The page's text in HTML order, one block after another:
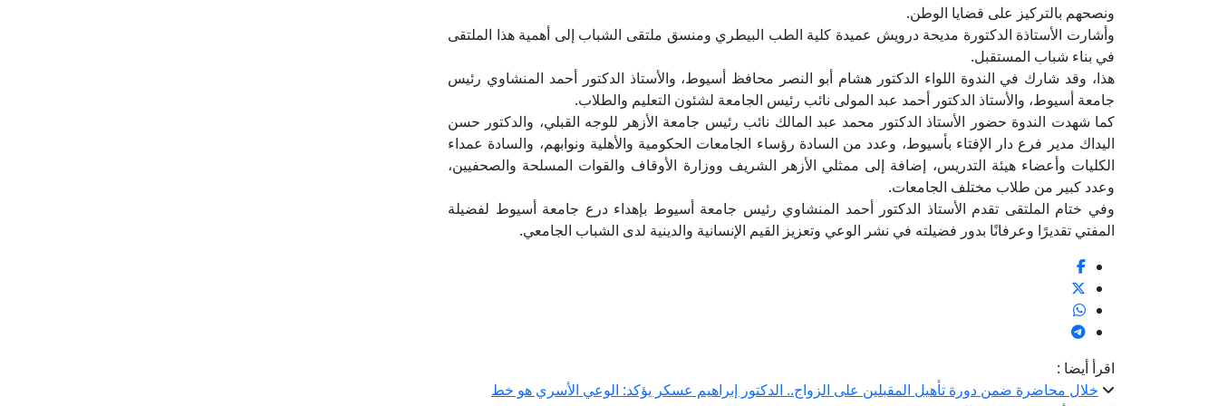
ونصحهم بالتركيز على قضايا الوطن.
وأشارت الأستاذة الدكتورة مديحة درويش عميدة كلية الطب البيطري ومنسق ملتقى الشباب إلى أهمية هذا الملتقى
في بناء شباب المستقبل.
هذا، وقد شارك في الندوة اللواء الدكتور هشام أبو النصر محافظ أسيوط، والأستاذ الدكتور أحمد المنشاوي رئيس
جامعة أسيوط، والأستاذ الدكتور أحمد عبد المولى نائب رئيس الجامعة لشئون التعليم والطلاب.
كما شهدت الندوة حضور الأستاذ الدكتور محمد عبد المالك نائب رئيس جامعة الأزهر للوجه القبلي، والدكتور حسن
اليداك مدير فرع دار الإفتاء بأسيوط، وعدد من السادة رؤساء الجامعات الحكومية والأهلية ونوابهم، والسادة عمداء
الكليات وأعضاء هيئة التدريس، إضافة إلى ممثلي الأزهر الشريف ووزارة الأوقاف والقوات المسلحة والصحفيين،
وعدد كبير من طلاب مختلف الجامعات.
وفي ختام الملتقى تقدم الأستاذ الدكتور أحمد المنشاوي رئيس جامعة أسيوط بإهداء درع جامعة أسيوط لفضيلة
المفتي تقديرًا وعرفانًا بدور فضيلته في نشر الوعي وتعزيز القيم الإنسانية والدينية لدى الشباب الجامعي.
اقرأ أيضا :
خلال محاضرة ضمن دورة تأهيل المقبلين على الزواج.. الدكتور إبراهيم عسكر يؤكد: الوعي الأسري هو خط